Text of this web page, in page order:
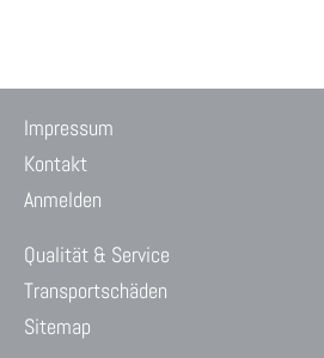
Impressum
Kontakt
Anmelden
Qualität & Service
Transportschäden
Sitemap